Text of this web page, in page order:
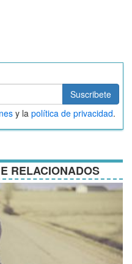
Suscribete
y la política de privacidad.
RELACIONADOS